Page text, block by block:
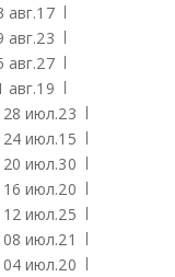
авг.17
авг.23
авг.27
авг.19
28 июл.23
24 июл.15
20 июл.30
16 июл.20
12 июл.25
08 июл.21
04 июл.20